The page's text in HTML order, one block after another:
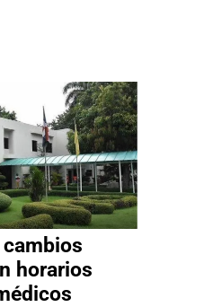
cambios
horarios